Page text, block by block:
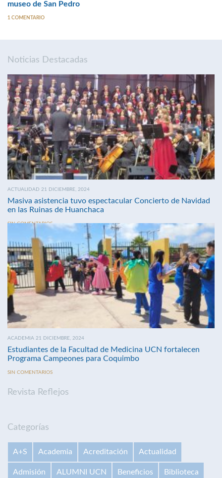
museo de San Pedro
1 COMENTARIO
Noticias Destacadas
ACTUALIDAD 21 DICIEMBRE, 2024
Masiva asistencia tuvo espectacular Concierto de Navidad
en las Ruinas de Huanchaca
SIN COMENTARIOS
ACADEMIA 21 DICIEMBRE, 2024
Estudiantes de la Facultad de Medicina UCN fortalecen
Programa Campeones para Coquimbo
SIN COMENTARIOS
Revista Reflejos
Categorías
A+S Academia Acreditación Actualidad
Admisión ALUMNI UCN Beneficios Biblioteca